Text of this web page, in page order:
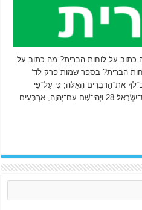
כתוב על לוחות הברית? מה כתוב על
הברית? בספר שמות פרק לד’
כְּתָב־לְךָ אֶת־הַדְּבָרִים הָאֵלֶּה; כִּי עַל־פִּי
הַדְּבָרִים הָאֵלֶּה, כָּרַתִּי אִתְּךָ בְּרִית וְאֶת־יִשְׂרָאֵל׃ 28 וַיְהִי־שָׁם עִם־יְהוָה, אַרְבָּעִים